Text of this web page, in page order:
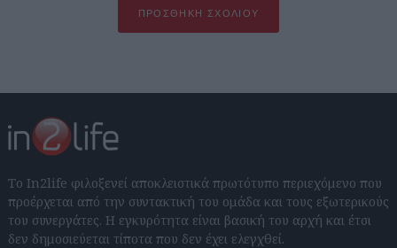
ΠΡΟΣΘΉΚΗ ΣΧΟΛΊΟΥ
Το In2life φιλοξενεί αποκλειστικά πρωτότυπο περιεχόμενο που
προέρχεται από την συντακτική του ομάδα και τους εξωτερικούς
του συνεργάτες. Η εγκυρότητα είναι βασική του αρχή και έτσι
δεν δημοσιεύεται τίποτα που δεν έχει ελεγχθεί.